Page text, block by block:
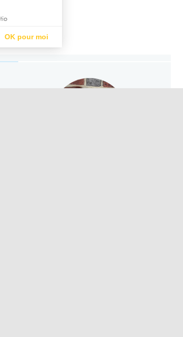
OK pour moi
gérer vos paramètres de confidentialité, en